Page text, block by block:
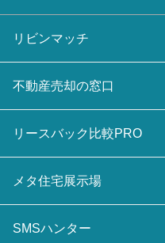
リビンマッチ
不動産売却の窓口
リースバック比較PRO
メタ住宅展示場
SMSハンター